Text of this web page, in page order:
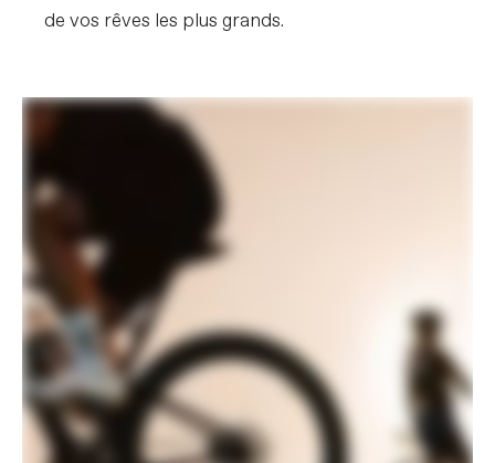
de vos rêves les plus grands.